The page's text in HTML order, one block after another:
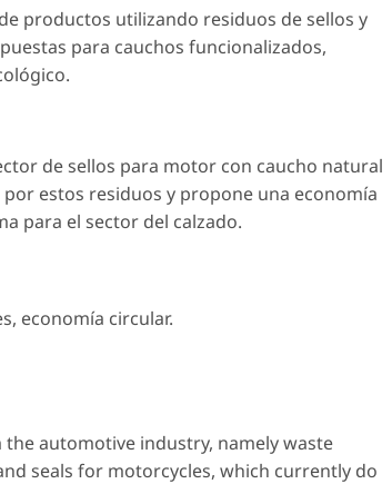
productos utilizando residuos de sellos y
para cauchos funcionalizados,
de sellos para motor con caucho natural
estos residuos y propone una economía
para el sector del calzado.
, economía circular.
automotive industry, namely waste
seals for motorcycles, which currently do